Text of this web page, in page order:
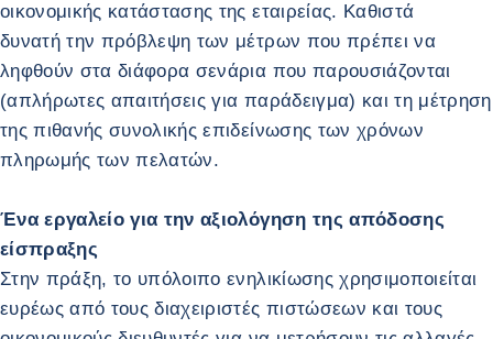
οικονομικής κατάστασης της εταιρείας. Καθιστά
δυνατή την πρόβλεψη των μέτρων που πρέπει να
ληφθούν στα διάφορα σενάρια που παρουσιάζονται
(απλήρωτες απαιτήσεις για παράδειγμα) και τη μέτρηση
της πιθανής συνολικής επιδείνωσης των χρόνων
πληρωμής των πελατών.
Ένα εργαλείο για την αξιολόγηση της απόδοσης
είσπραξης
Στην πράξη, το υπόλοιπο ενηλικίωσης χρησιμοποιείται
ευρέως από τους διαχειριστές πιστώσεων και τους